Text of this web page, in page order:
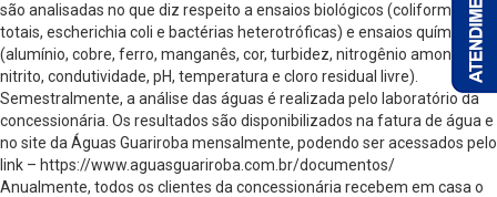
são analisadas no que diz respeito a ensaios biológicos (coliformes
totais, escherichia coli e bactérias heterotróficas) e ensaios químicos
(alumínio, cobre, ferro, manganês, cor, turbidez, nitrogênio amoniacal,
nitrito, condutividade, pH, temperatura e cloro residual livre).
Semestralmente, a análise das águas é realizada pelo laboratório da
concessionária. Os resultados são disponibilizados na fatura de água e
no site da Águas Guariroba mensalmente, podendo ser acessados pelo
link – https://www.aguasguariroba.com.br/documentos/
Anualmente, todos os clientes da concessionária recebem em casa o